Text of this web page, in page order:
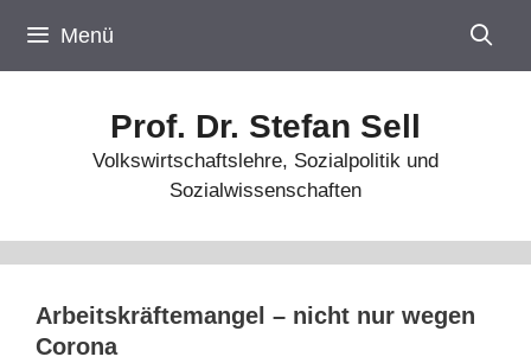
Inhalt
springen
Menü
Prof. Dr. Stefan Sell
Volkswirtschaftslehre, Sozialpolitik und
Sozialwissenschaften
Arbeitskräftemangel – nicht nur wegen
Corona